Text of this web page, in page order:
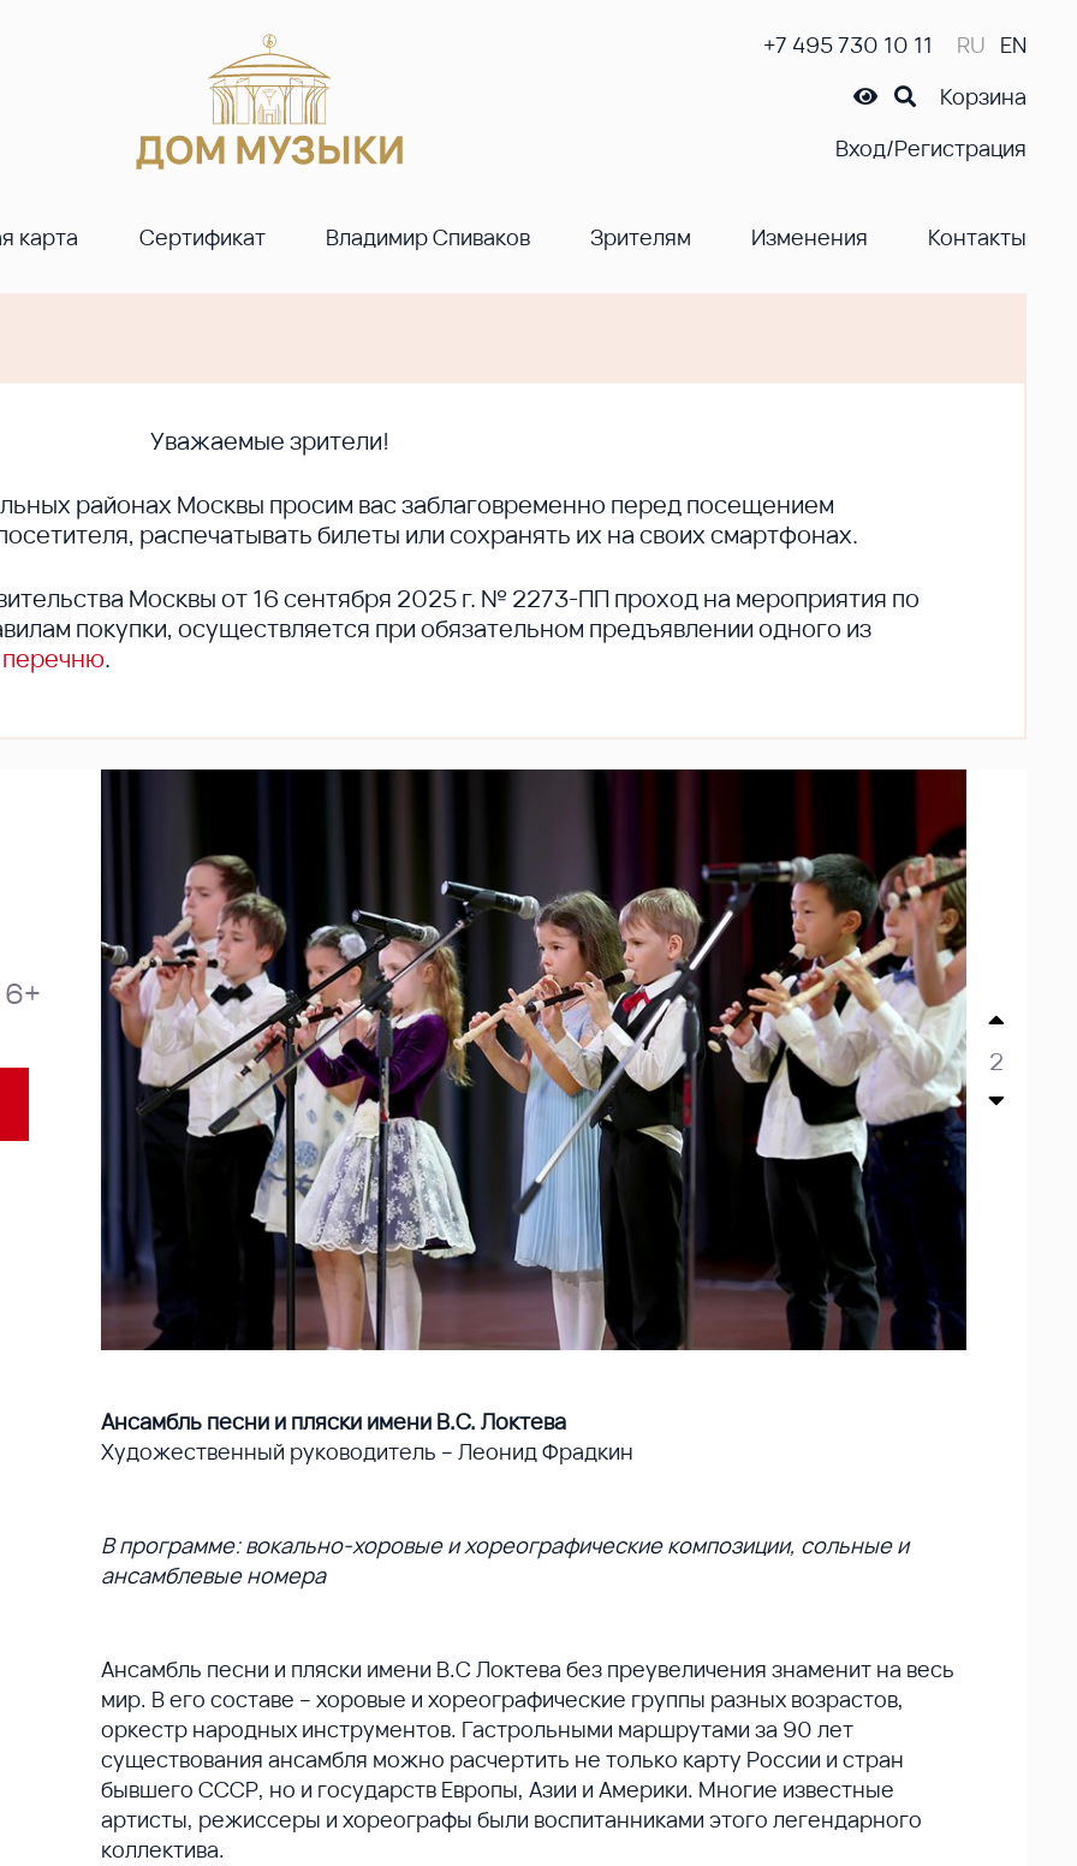
+7 495 730 10 11 RU EN
Корзина
Вход/Регистрация
карта Сертификат Владимир Спиваков Зрителям Изменения Контакты
Уважаемые зрители!
районах Москвы просим вас заблаговременно перед посещением
распечатывать билеты или сохранять их на своих смартфонах.
Москвы от 16 сентября 2025 г. № 2273-ПП проход на мероприятия по
покупки, осуществляется при обязательном предъявлении одного из
.
6+
2
Ансамбль песни и пляски имени В.С. Локтева
Художественный руководитель – Леонид Фрадкин
В программе: вокально-хоровые и хореографические композиции, сольные и
ансамблевые номера
Ансамбль песни и пляски имени В.С Локтева без преувеличения знаменит на весь
мир. В его составе – хоровые и хореографические группы разных возрастов,
оркестр народных инструментов. Гастрольными маршрутами за 90 лет
существования ансамбля можно расчертить не только карту России и стран
бывшего СССР, но и государств Европы, Азии и Америки. Многие известные
артисты, режиссеры и хореографы были воспитанниками этого легендарного
коллектива.